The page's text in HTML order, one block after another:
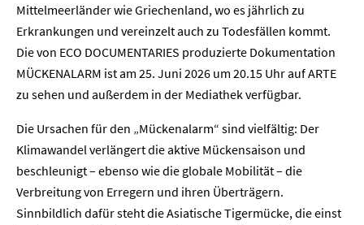
Mittelmeerländer wie Griechenland, wo es jährlich zu
Erkrankungen und vereinzelt auch zu Todesfällen kommt.
Die von ECO DOCUMENTARIES produzierte Dokumentation
MÜCKENALARM ist am 25. Juni 2026 um 20.15 Uhr auf ARTE
zu sehen und außerdem in der Mediathek verfügbar.
Die Ursachen für den „Mückenalarm“ sind vielfältig: Der
Klimawandel verlängert die aktive Mückensaison und
beschleunigt – ebenso wie die globale Mobilität – die
Verbreitung von Erregern und ihren Überträgern.
Sinnbildlich dafür steht die Asiatische Tigermücke, die einst